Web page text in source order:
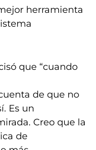
herramienta
que “cuando
de que no
Es un
Creo que la
de